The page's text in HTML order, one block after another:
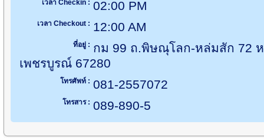
เวลา Checkin : 02:00 PM
เวลา Checkout : 12:00 AM
ที่อยู่ : กม 99 ถ.พิษณุโลก-หล่มสัก 72
เพชรบูรณ์ 67280
โทรศัพท์ : 081-2557072
โทรสาร : 089-890-5